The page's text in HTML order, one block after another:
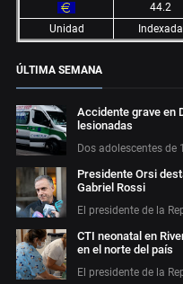
44.2
Unidad
Indexada
ÚLTIMA SEMANA
Accidente grave en
lesionadas
Dos adolescentes
Presidente Orsi
Gabriel Rossi
El presidente de la
CTI neonatal en
en el norte del país
El presidente de la